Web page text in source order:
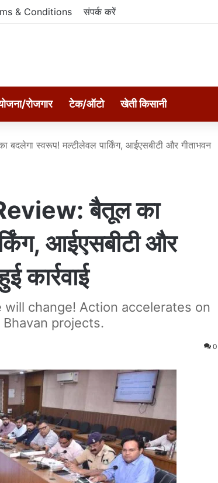
& Conditions संपर्क करें
रोजगार टेक/ऑटो खेती किसानी
स्वरूप! मल्टीलेवल पार्किंग, आईएसबीटी और गीताभवन
बैतूल का
आईएसबीटी और
कार्रवाई
change! Action accelerates on
projects.
0